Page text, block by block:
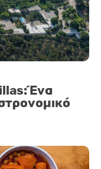
Ένα